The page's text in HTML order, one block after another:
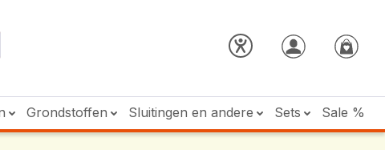
Grondstoffen Sluitingen en andere Sets Sale %